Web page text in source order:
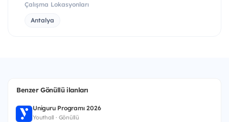
Çalışma Lokasyonları
Antalya
Benzer Gönüllü ilanları
Uniguru Programı 2026
Youthall · Gönüllü